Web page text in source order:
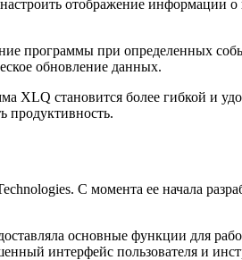
отображение
программы при определенных
обновление данных.
XLQ становится более гибкой и
продуктивность.
С момента ее начала
основные функции для
интерфейс пользователя и